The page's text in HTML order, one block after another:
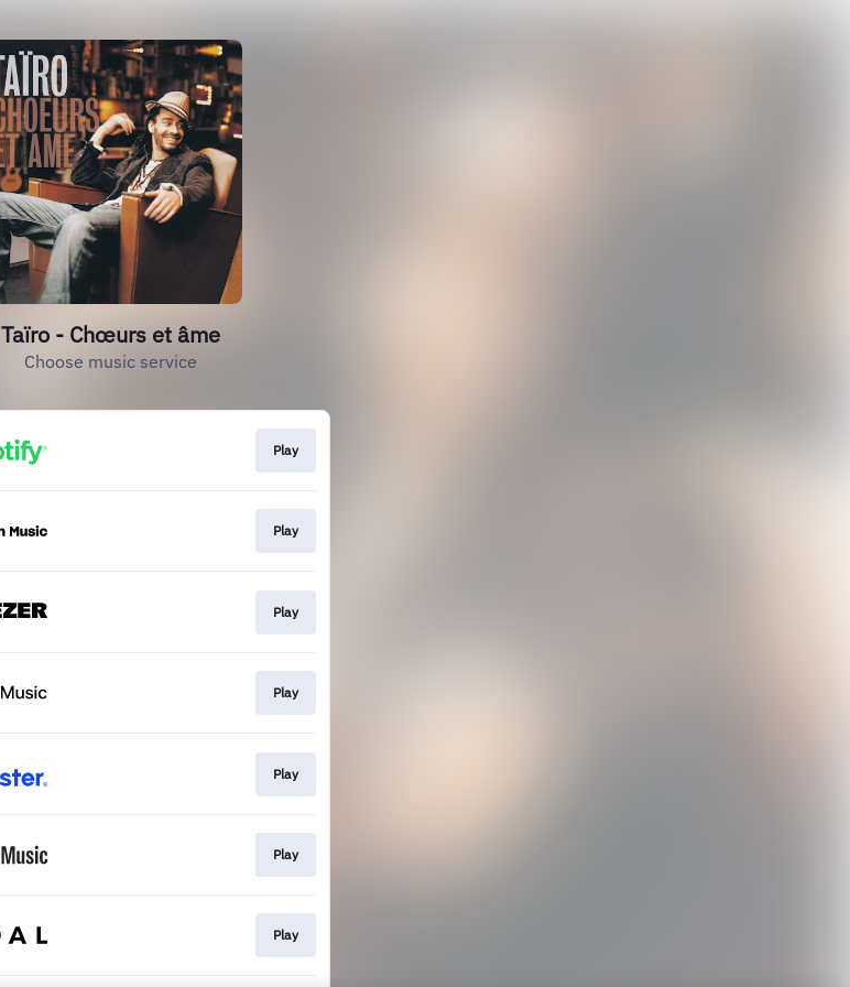
Taïro - Chœurs et âme
Choose music service
Play
Play
Play
Play
Play
Play
Play